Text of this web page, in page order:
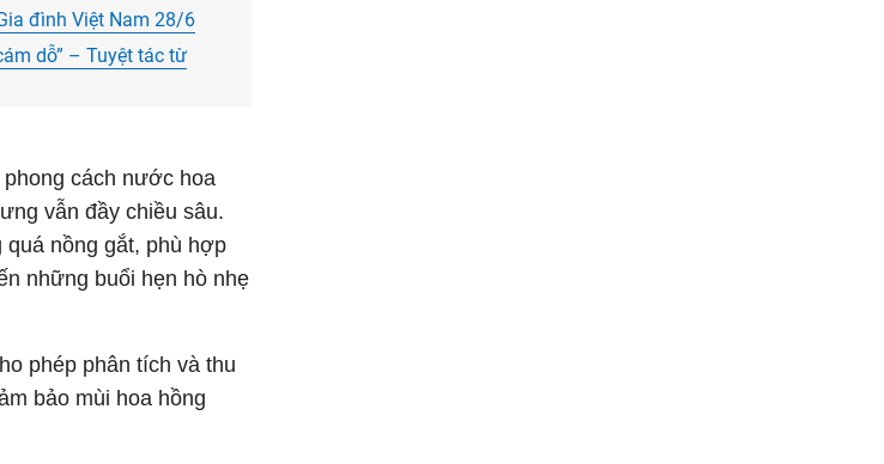
đình Việt Nam 28/6
dỗ” – Tuyệt tác từ
cách nước hoa
vẫn đầy chiều sâu.
nồng gắt, phù hợp
những buổi hẹn hò nhẹ
phép phân tích và thu
bảo mùi hoa hồng